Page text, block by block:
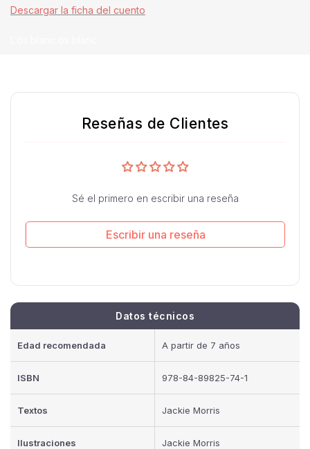
Descargar la ficha del cuento
Reseñas de Clientes
Sé el primero en escribir una reseña
Escribir una reseña
Datos técnicos
Edad recomendada A partir de 7 años
ISBN 978-84-89825-74-1
Textos Jackie Morris
Ilustraciones Jackie Morris